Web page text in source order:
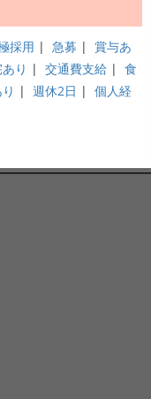
採用 | 急募 | 賞与あ
り | 交通費支給 | 食
| 週休2日 | 個人経